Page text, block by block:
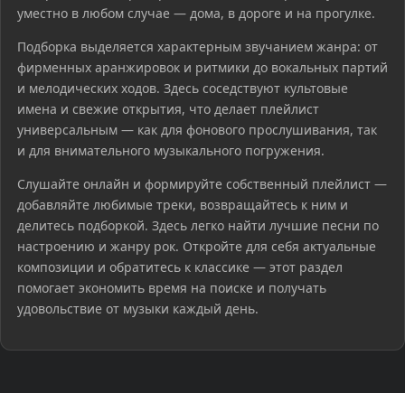
уместно в любом случае — дома, в дороге и на прогулке.
Подборка выделяется характерным звучанием жанра: от
фирменных аранжировок и ритмики до вокальных партий
и мелодических ходов. Здесь соседствуют культовые
имена и свежие открытия, что делает плейлист
универсальным — как для фонового прослушивания, так
и для внимательного музыкального погружения.
Слушайте онлайн и формируйте собственный плейлист —
добавляйте любимые треки, возвращайтесь к ним и
делитесь подборкой. Здесь легко найти лучшие песни по
настроению и жанру рок. Откройте для себя актуальные
композиции и обратитесь к классике — этот раздел
помогает экономить время на поиске и получать
удовольствие от музыки каждый день.